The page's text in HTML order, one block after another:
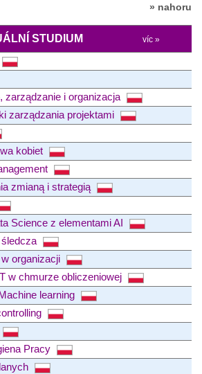
» nahoru
STUDIUM víc »
zarządzanie i organizacja
zarządzania projektami
kobiet
zmianą i strategią
Science z elementami AI
organizacji
w chmurze obliczeniowej
learning
Pracy